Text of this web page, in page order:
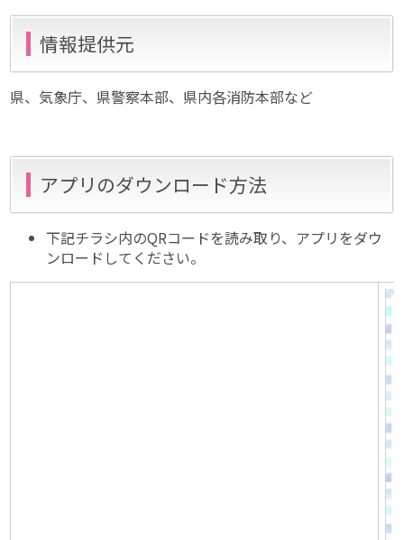
情報提供元
県、気象庁、県警察本部、県内各消防本部など
アプリのダウンロード方法
下記チラシ内のQRコードを読み取り、アプリをダウ
ンロードしてください。